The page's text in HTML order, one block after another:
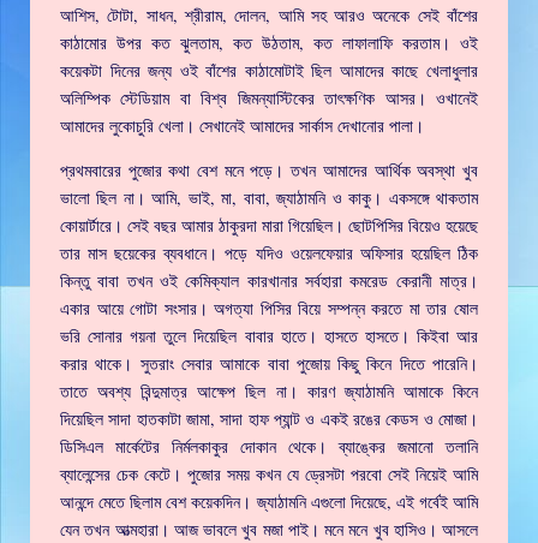
আশিস, টোটা, সাধন, শ্রীরাম, দোলন, আমি সহ আরও অনেকে সেই বাঁশের
কাঠামোর উপর কত ঝুলতাম, কত উঠতাম, কত লাফালাফি করতাম। ওই
কয়েকটা দিনের জন্য ওই বাঁশের কাঠামোটাই ছিল আমাদের কাছে খেলাধুলার
অলিম্পিক স্টেডিয়াম বা বিশ্ব জিমন্যাস্টিকের তাৎক্ষণিক আসর। ওখানেই
আমাদের লুকোচুরি খেলা। সেখানেই আমাদের সার্কাস দেখানোর পালা।
প্রথমবারের পুজোর কথা বেশ মনে পড়ে। তখন আমাদের আর্থিক অবস্থা খুব
ভালো ছিল না। আমি, ভাই, মা, বাবা, জ্যাঠামনি ও কাকু। একসঙ্গে থাকতাম
কোয়ার্টারে। সেই বছর আমার ঠাকুরদা মারা গিয়েছিল। ছোটপিসির বিয়েও হয়েছে
তার মাস ছয়েকের ব্যবধানে। পড়ে যদিও ওয়েলফেয়ার অফিসার হয়েছিল ঠিক
কিন্তু বাবা তখন ওই কেমিক্যাল কারখানার সর্বহারা কমরেড কেরানী মাত্র।
একার আয়ে গোটা সংসার। অগত্যা পিসির বিয়ে সম্পন্ন করতে মা তার ষোল
ভরি সোনার গয়না তুলে দিয়েছিল বাবার হাতে। হাসতে হাসতে। কিইবা আর
করার থাকে। সুতরাং সেবার আমাকে বাবা পুজোয় কিছু কিনে দিতে পারেনি।
তাতে অবশ্য বিন্দুমাত্র আক্ষেপ ছিল না। কারণ জ্যাঠামনি আমাকে কিনে
দিয়েছিল সাদা হাতকাটা জামা, সাদা হাফ প্যান্ট ও একই রঙের কেডস ও মোজা।
ডিসিএল মার্কেটের নির্মলকাকুর দোকান থেকে। ব্যাঙ্কের জমানো তলানি
ব্যালেন্সের চেক কেটে। পুজোর সময় কখন যে ড্রেসটা পরবো সেই নিয়েই আমি
আনন্দে মেতে ছিলাম বেশ কয়েকদিন। জ্যাঠামনি এগুলো দিয়েছে, এই গর্বেই আমি
যেন তখন আত্মহারা। আজ ভাবলে খুব মজা পাই। মনে মনে খুব হাসিও। আসলে